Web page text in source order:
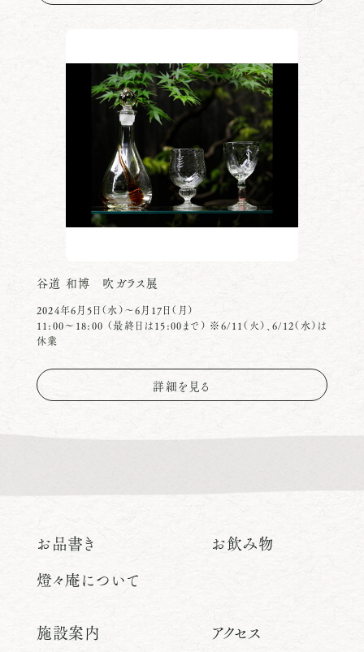
谷道 和博 吹ガラス展
2024年6月5日（水）〜6月17日（月）
11:00〜18:00 （最終日は15:00まで） ※6/11（火）、6/12（水）は
休業
詳細を見る
お品書き
お飲み物
燈々庵について
施設案内
アクセス